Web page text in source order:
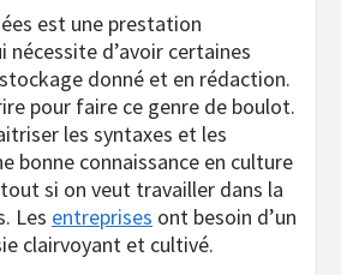
est une prestation
nécessite d’avoir certaines
donné et en rédaction.
pour faire ce genre de boulot.
les syntaxes et les
bonne connaissance en culture
si on veut travailler dans la
Les entreprises ont besoin d’un
clairvoyant et cultivé.